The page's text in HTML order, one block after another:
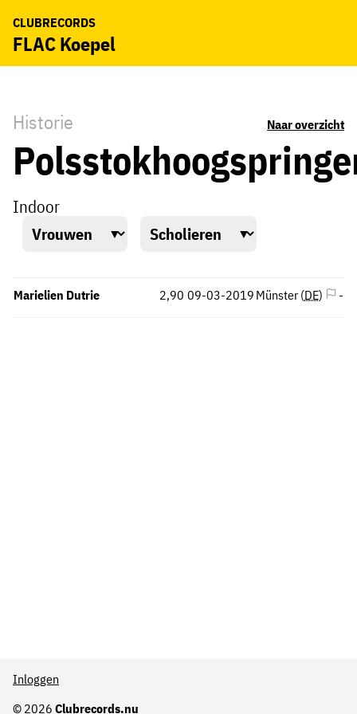
CLUBRECORDS
FLAC Koepel
Historie Naar overzicht
Indoor
Marielien Dutrie Münster (DE)
2,90 -
09-03-2019
© 2026 Clubrecords.nu
Inloggen